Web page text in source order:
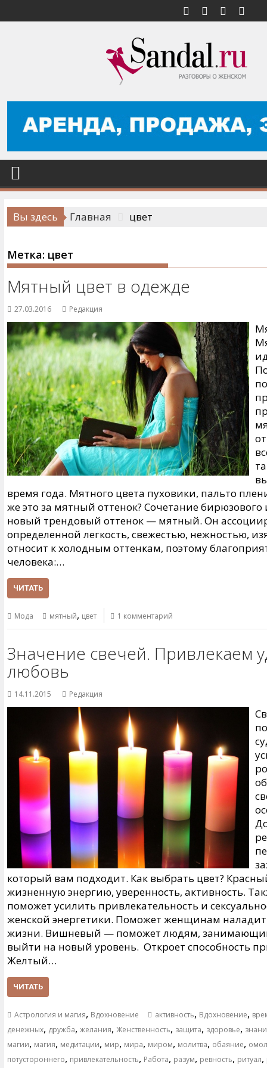
к
Вы здесь Главная цвет
Метка: цвет
Мятный цвет в одежде
27.03.2016 Редакция
время года. Мятного цвета пуховики, пальто
же это за мятный оттенок? Сочетание бирюзового
новый трендовый оттенок — мятный. Он
определенной легкость, свежестью, нежностью,
относит к холодным оттенкам, поэтому
человека:…
ЧИТАТЬ
Мода мятный, цвет 1 комментарий
Значение свечей. Привлекаем
любовь
14.11.2015 Редакция
который вам подходит. Как выбрать цвет?
жизненную энергию, уверенность, активность.
поможет усилить привлекательность и
женской энергетики. Поможет женщинам
жизни. Вишневый — поможет людям,
выйти на новый уровень. Откроет способность
Желтый…
ЧИТАТЬ
Астрология и магия, Вдохновение активность, Вдохновение,
денежных, дружба, желания, Женственность, защита, здоровье,
магии, магия, медитации, мир, мира, миром, молитва, обаяние,
потустороннего, привлекательность, Работа, разум, ревность, ритуал,